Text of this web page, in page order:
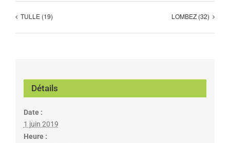
TULLE (19) LOMBEZ (32)
Détails
Date :
1 juin 2019
Heure :